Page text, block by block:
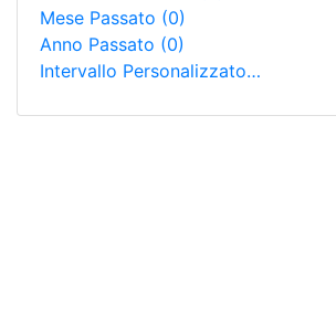
Mese Passato (0)
Anno Passato (0)
Intervallo Personalizzato…